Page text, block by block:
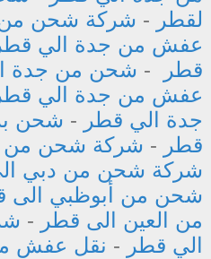
لقطر - شركة شحن من
عفش من جدة الي
قطر
- شحن من جدة
عفش من جدة الي
جدة الي قطر - شحن
قطر - شركة شحن من
شركة شحن من دبي
شحن من أبوظبي الى
من العين الى قطر -
الي قطر - نقل عفش